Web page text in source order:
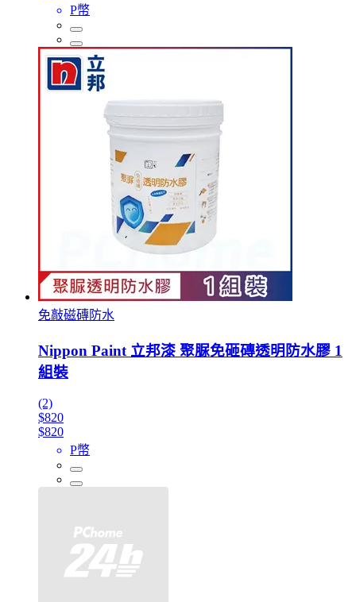
P幣
免敲磁磚防水
Nippon Paint 立邦漆 聚脲免砸磚透明防水膠 1
組裝
(2)
$820
$820
P幣